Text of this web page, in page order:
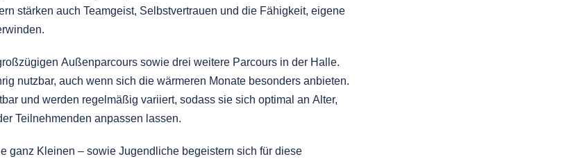
stärken auch Teamgeist, Selbstvertrauen und die Fähigkeit, eigene
Außenparcours sowie drei weitere Parcours in der Halle.
nutzbar, auch wenn sich die wärmeren Monate besonders anbieten.
und werden regelmäßig variiert, sodass sie sich optimal an Alter,
Teilnehmenden anpassen lassen.
ganz Kleinen – sowie Jugendliche begeistern sich für diese